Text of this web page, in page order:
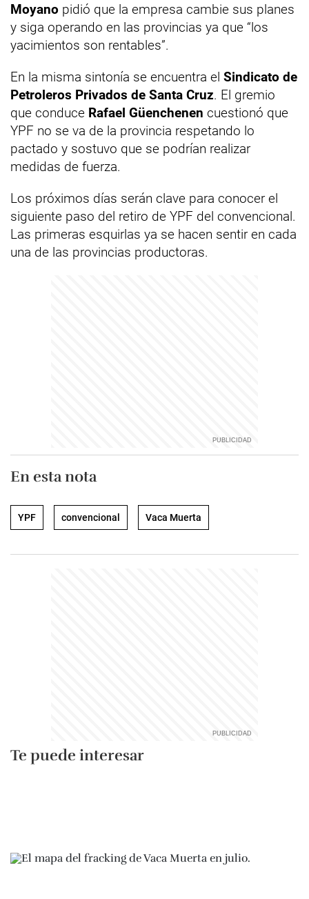
Moyano pidió que la empresa cambie sus planes
y siga operando en las provincias ya que “los
yacimientos son rentables”.
En la misma sintonía se encuentra el Sindicato de
Petroleros Privados de Santa Cruz. El gremio
que conduce Rafael Güenchenen cuestionó que
YPF no se va de la provincia respetando lo
pactado y sostuvo que se podrían realizar
medidas de fuerza.
Los próximos días serán clave para conocer el
siguiente paso del retiro de YPF del convencional.
Las primeras esquirlas ya se hacen sentir en cada
una de las provincias productoras.
En esta nota
YPF convencional Vaca Muerta
Te puede interesar